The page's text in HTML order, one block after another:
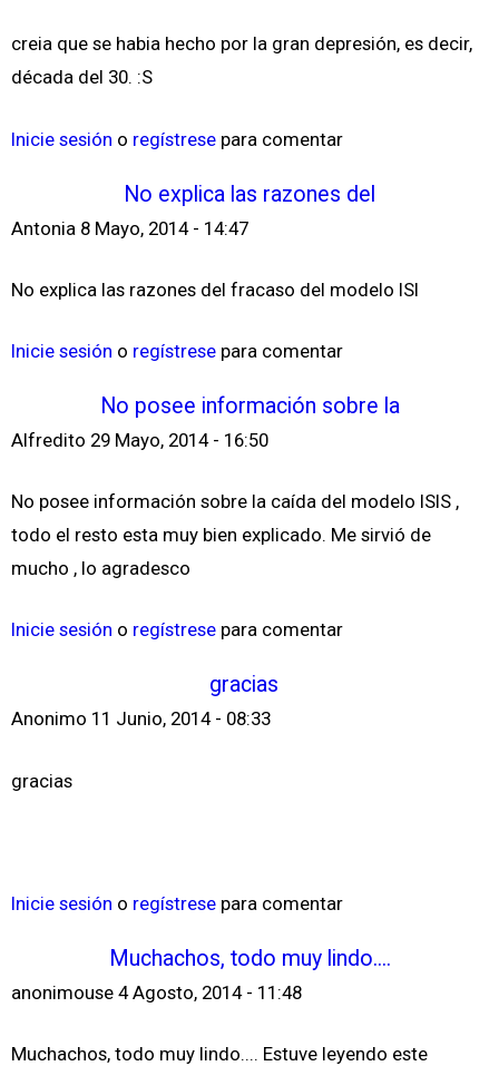
creia que se habia hecho por la gran depresión, es decir,
década del 30. :S
Inicie sesión o regístrese para comentar
No explica las razones del
Antonia 8 Mayo, 2014 - 14:47
No explica las razones del fracaso del modelo ISI
Inicie sesión o regístrese para comentar
No posee información sobre la
Alfredito 29 Mayo, 2014 - 16:50
No posee información sobre la caída del modelo ISIS ,
todo el resto esta muy bien explicado. Me sirvió de
mucho , lo agradesco
Inicie sesión o regístrese para comentar
gracias
Anonimo 11 Junio, 2014 - 08:33
gracias
Inicie sesión o regístrese para comentar
Muchachos, todo muy lindo....
anonimouse 4 Agosto, 2014 - 11:48
Muchachos, todo muy lindo.... Estuve leyendo este